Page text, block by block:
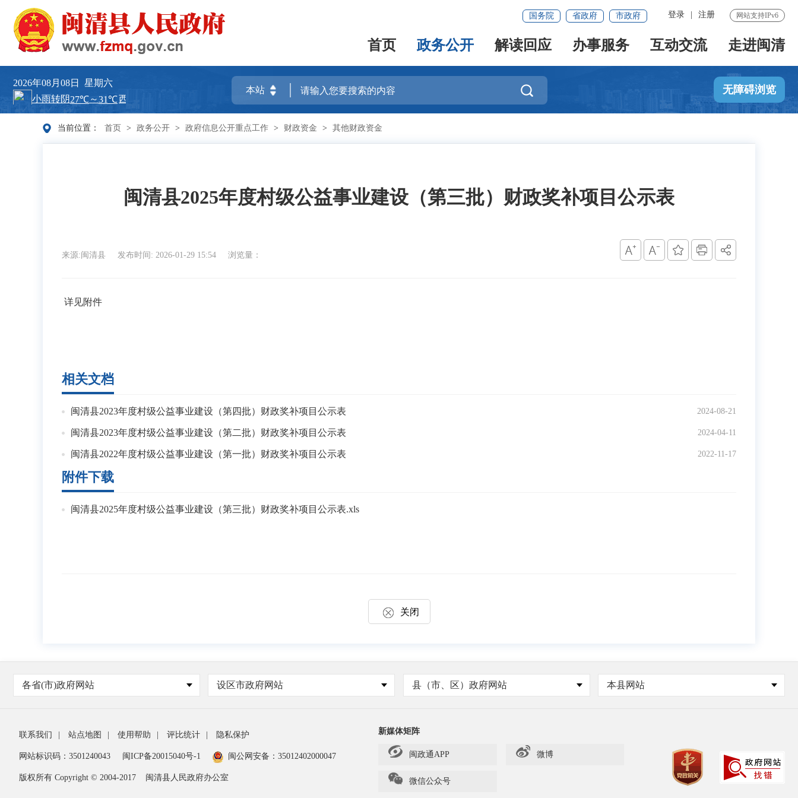
网站支持IPv6
登录 注册
国务院 省政府 市政府
首页 政务公开 解读回应 办事服务 互动交流 走进闽清
2026年08月08日 星期六
 无障碍浏览
当前位置： 首页 > 政务公开 > 政府信息公开重点工作 > 财政资金 > 其他财政资金
闽清县2025年度村级公益事业建设（第三批）财政奖补项目公示表
来源:闽清县 发布时间: 2026-01-29 15:54 浏览量：
详见附件
相关文档
2024-08-21
闽清县2023年度村级公益事业建设（第四批）财政奖补项目公示表
2024-04-11
闽清县2023年度村级公益事业建设（第二批）财政奖补项目公示表
2022-11-17
闽清县2022年度村级公益事业建设（第一批）财政奖补项目公示表
附件下载
闽清县2025年度村级公益事业建设（第三批）财政奖补项目公示表.xls
关闭
各省(市)政府网站 设区市政府网站 县（市、区）政府网站 本县网站
联系我们 站点地图 使用帮助 评比统计 隐私保护
网站标识码：3501240043 闽ICP备20015040号-1 闽公网安备： 35012402000047
版权所有 Copyright © 2004-2017 闽清县人民政府办公室
新媒体矩阵
闽政通APP 微博
微信公众号